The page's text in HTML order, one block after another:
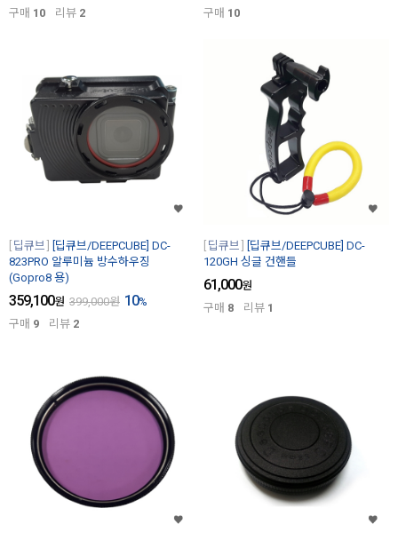
구매 10 리뷰 2
구매 10
딥큐브
[딥큐브/DEEPCUBE] DC-
823PRO 알루미늄 방수하우징
(Gopro8 용)
359,100원 399,000원 10%
구매 9 리뷰 2
딥큐브
[딥큐브/DEEPCUBE] DC-
120GH 싱글 건핸들
61,000원
구매 8 리뷰 1